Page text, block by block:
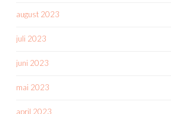
august 2023
juli 2023
juni 2023
mai 2023
april 2023